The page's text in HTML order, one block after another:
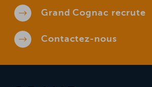
Grand Cognac recrute
Contactez-nous